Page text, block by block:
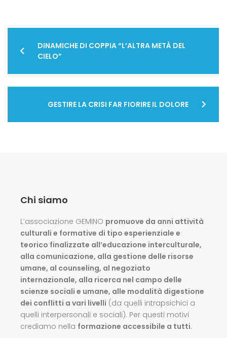
Navigazione
articoli
DINAMICHE DI COPPIA “L’ALTRA METÀ DEL
CIELO”
GESTIRE LA CRISI FAR FIORIRE IL DOLORE
Chi siamo
L’associazione GEMINO promuove da anni attività
culturali e formative di tipo esperienziale e
teorico finalizzate all’educazione interculturale,
alla comunicazione, alla gestione delle risorse
umane, al counseling, al negoziato
internazionale, alla ricerca nel campo delle
scienze sociali e umane, alle modalità digestione
dei conflitti a vari livelli (da quelli intrapsichici a
quelli interpersonali e sociali). Per questi motivi
crediamo nella formazione accessibile a tutti.